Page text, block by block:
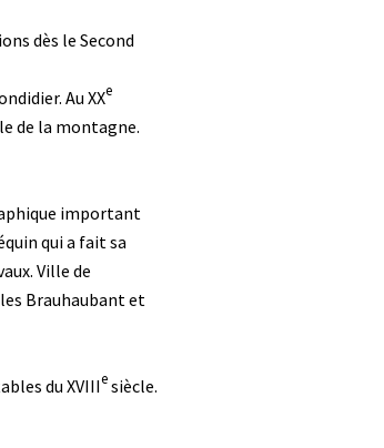
dès le Second
Au XXe
de la montagne.
important
qui a fait sa
Ville de
Brauhaubant et
du XVIIIesiècle.